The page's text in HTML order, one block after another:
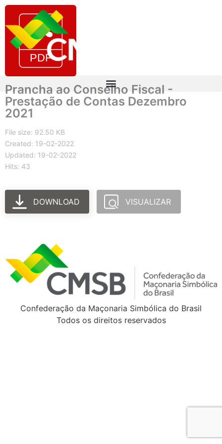
Prancha ao Conselho Fiscal -
Prestação de Contas Dezembro
2021
File size: 92.50 KB
Created: 19-02-2022
Updated: 19-02-2022
Hits: 43
DOWNLOAD VISUALIZAR
Confederação da Maçonaria Simbólica do Brasil
Todos os direitos reservados